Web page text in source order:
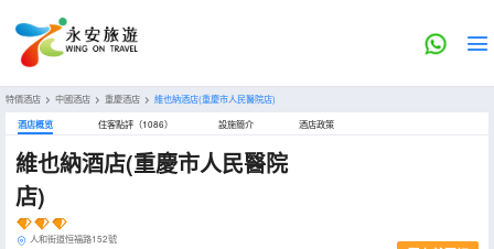
特價酒店 > 中國酒店 > 重慶酒店 > 維也納酒店(重慶市人民醫院店)
酒店概览 住客點評（1086） 設施簡介 酒店政策
維也納酒店(重慶市人民醫院
店)
人和街道恒福路152號